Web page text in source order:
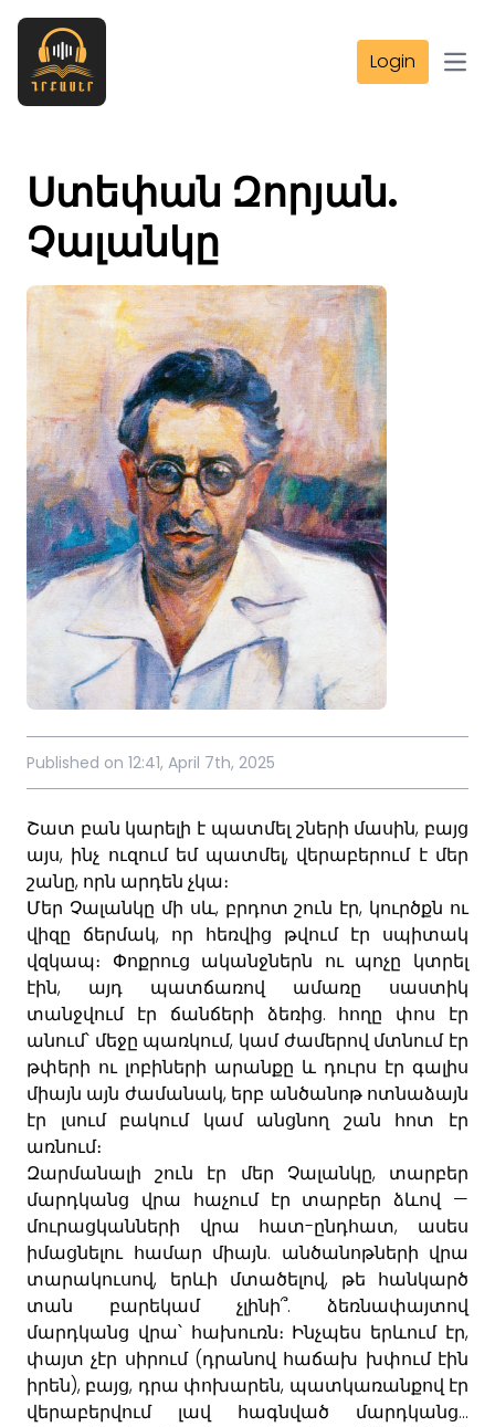
Login
Ստեփան Զորյան.
Չալանկը
Published on 12:41, April 7th, 2025
Շատ բան կարելի է պատմել շների մասին, բայց
այս, ինչ ուզում եմ պատմել, վերաբերում է մեր
շանը, որն արդեն չկա։
Մեր Չալանկը մի սև, բրդոտ շուն էր, կուրծքն ու
վիզը
ճերմակ, որ հեռվից թվում էր
սպիտակ
վզկապ։ Փոքրուց ականջներն ու պոչը
կտրել
էին, այդ պատճառով ամառը
սաստիկ
տանջվում
էր ճանճերի ձեռից. հողը փոս
էր
անում՝ մեջը պառկում, կամ ժամերով մտնում էր
թփերի ու լոբիների արանքը և դուրս էր գալիս
միայն այն ժամանակ, երբ անծանոթ ոտնաձայն
էր
լսում բակում կամ անցնող շան հոտ
էր
առնում։
Զարմանալի
շուն էր մեր Չալանկը,
տարբեր
մարդկանց վրա հաչում էր տարբեր ձևով —
մուրացկանների վրա հատ-ընդհատ,
ասես
իմացնելու
համար միայն. անծանոթների
վրա
տարակուսով, երևի մտածելով, թե
հանկարծ
տան
բարեկամ չլինի՞.
ձեռնափայտով
մարդկանց վրա՝ հախուռն։ Ինչպես երևում էր,
փայտ չէր սիրում(դրանով հաճախ խփում էին
իրեն), բայց, դրա փոխարեն, պատկառանքով էր
վերաբերվում
լավ հագնված մարդկանց...